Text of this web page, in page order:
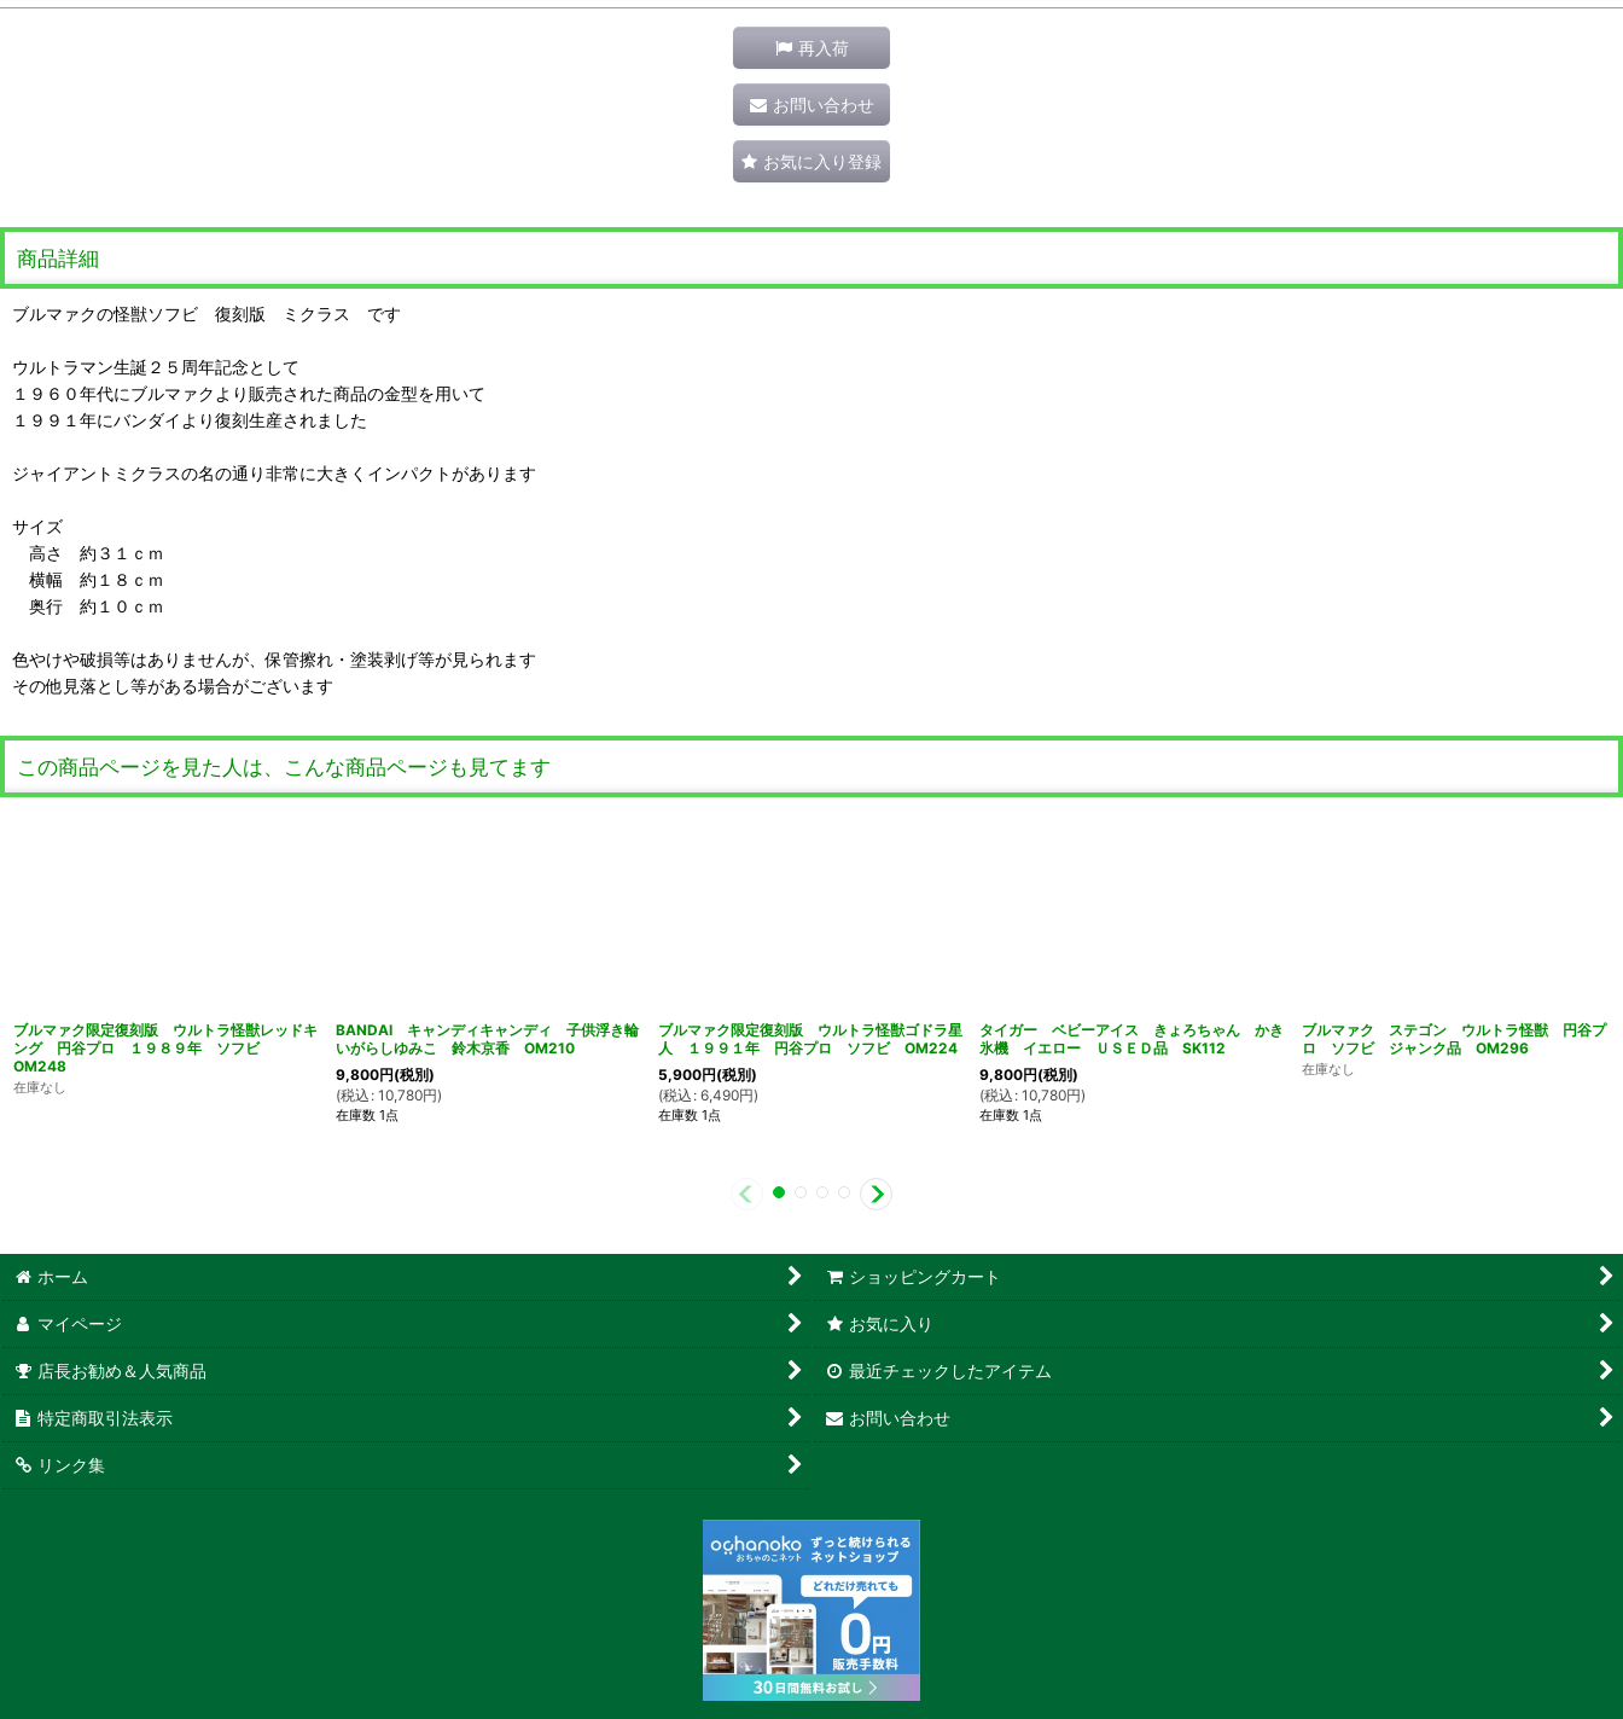
再入荷
お問い合わせ
お気に入り登録
商品詳細
ブルマァクの怪獣ソフビ 復刻版 ミクラス です
ウルトラマン生誕２５周年記念として
１９６０年代にブルマァクより販売された商品の金型を用いて
１９９１年にバンダイより復刻生産されました
ジャイアントミクラスの名の通り非常に大きくインパクトがあります
サイズ
高さ 約３１ｃｍ
横幅 約１８ｃｍ
奥行 約１０ｃｍ
色やけや破損等はありませんが、保管擦れ・塗装剥げ等が見られます
その他見落とし等がある場合がございます
この商品ページを見た人は、こんな商品ページも見てます
ブルマァク限定復刻版 ウルトラ怪獣レッドキ
ング 円谷プロ １９８９年 ソフビ
OM248
在庫なし
BANDAI キャンディキャンディ 子供浮き輪
いがらしゆみこ 鈴木京香 OM210
9,800円(税別)
(税込 : 10,780円)
在庫数 1点
ブルマァク限定復刻版 ウルトラ怪獣ゴドラ星
人 １９９１年 円谷プロ ソフビ OM224
5,900円(税別)
(税込 : 6,490円)
在庫数 1点
タイガー ベビーアイス きょろちゃん かき
氷機 イエロー ＵＳＥＤ品 SK112
9,800円(税別)
(税込 : 10,780円)
在庫数 1点
ブルマァク ステゴン ウルトラ怪獣 円谷プ
ロ ソフビ ジャンク品 OM296
在庫なし
ホーム ショッピングカート
マイページ お気に入り
店長お勧め＆人気商品 最近チェックしたアイテム
特定商取引法表示 お問い合わせ
リンク集